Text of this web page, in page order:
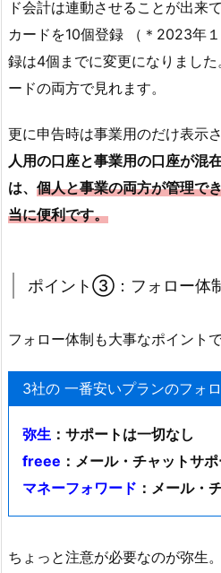
ド会計は連動させることが出来
カードを10個登録 （＊2023年
録は4個までに変更になりまし
ードの両方で見れます。
更に申告時は事業用のだけ表示
人用の口座と事業用の口座が混
は、 個人と事業の両方が管理で
当に便利です。
ポイント③：フォロー体
フォロー体制も大事なポイントで
3社の 一番安いプランのフォ
弥生 ：サポートは一切なし
freee ：メール・チャットサ
マネーフォワード ：メール・
ちょっと注意が必要なのが弥生